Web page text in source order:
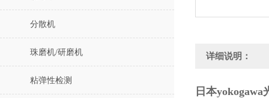
分散机
珠磨机/研磨机
粘弹性检测
详细说明：
日本yokogawa